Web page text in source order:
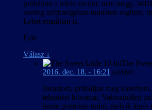
próbálom a leírás szerint, nem megy.
esetleg szájbarágósan tudnátok segíteni,
Lehet emailban is.
Üdv
Válasz ↓
The
2016. dec. 18. - 16:21 szerint:
Javaslom, próbáljuk meg
telepítési folyamat. Valószínűleg
lenne pontosan tudni, melyik lépés